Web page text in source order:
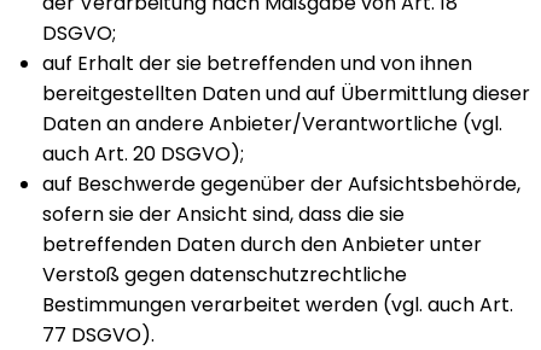
DSGVO;
auf Erhalt der sie betreffenden und von ihnen
bereitgestellten Daten und auf Übermittlung dieser
Daten an andere Anbieter/Verantwortliche (vgl.
auch Art. 20 DSGVO);
auf Beschwerde gegenüber der Aufsichtsbehörde,
sofern sie der Ansicht sind, dass die sie
betreffenden Daten durch den Anbieter unter
Verstoß gegen datenschutzrechtliche
Bestimmungen verarbeitet werden (vgl. auch Art.
77 DSGVO).